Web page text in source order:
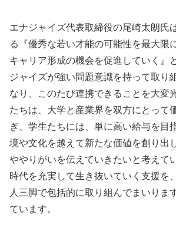
エナジャイズ代表取締役の尾崎太朗氏
る『優秀な若い才能の可能性を最大限
キャリア形成の機会を促進していく』
ジャイズが強い問題意識を持って取り
なり、このたび連携できることを大変
たちは、大学と産業界を双方にとって
ぎ、学生たちには、単に高い給与を目
境や文化を越えて新たな価値を創り出
ややりがいを伝えていきたいと考えて
時代を充実して生き抜いていく支援を
人三脚で包括的に取り組んでまいりま
ています。